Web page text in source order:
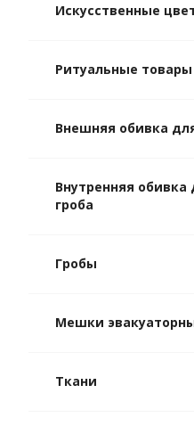
Искусственные
Ритуальные товары
Внешняя обивка
Внутренняя обивка
гроба
Гробы
Мешки
Ткани